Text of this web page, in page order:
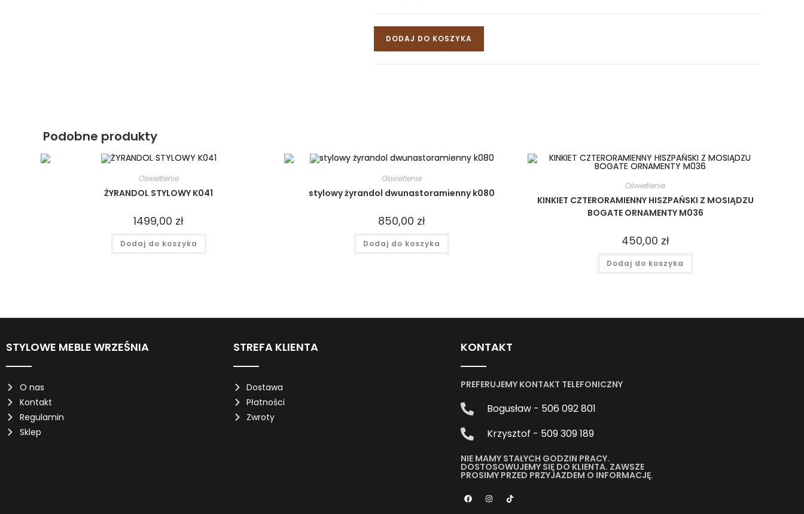
DODAJ DO KOSZYKA
Podobne produkty
Oświetlenie
ŻYRANDOL STYLOWY K041
1499,00 zł
Dodaj do koszyka
Oświetlenie
stylowy żyrandol dwunastoramienny k080
850,00 zł
Dodaj do koszyka
Oświetlenie
KINKIET CZTERORAMIENNY HISZPAŃSKI Z MOSIĄDZU
BOGATE ORNAMENTY M036
450,00 zł
Dodaj do koszyka
STYLOWE MEBLE WRZEŚNIA
O nas
Kontakt
Regulamin
Sklep
STREFA KLIENTA
Dostawa
Płatności
Zwroty
KONTAKT
PREFERUJEMY KONTAKT TELEFONICZNY
Bogusław - 506 092 801
Krzysztof - 509 309 189
NIE MAMY STAŁYCH GODZIN PRACY.
DOSTOSOWUJEMY SIĘ DO KLIENTA. ZAWSZE
PROSIMY PRZED PRZYJAZDEM O INFORMACJĘ.